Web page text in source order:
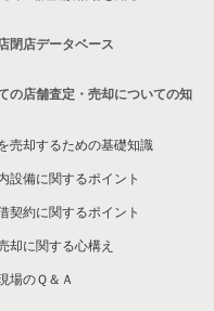
件一覧
件一覧
件の案件一覧
件の案件一覧
の案件一覧
の案件一覧
閉店データベース
の店舗査定・売却についての知
売却するための基礎知識
設備に関するポイント
契約に関するポイント
却に関する心構え
場のＱ＆Ａ